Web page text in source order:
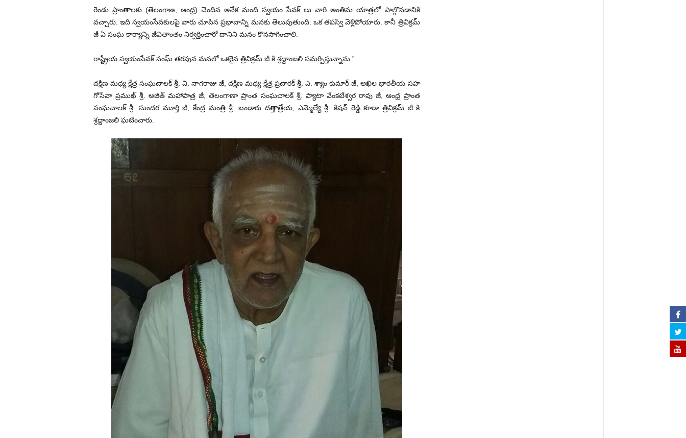
రెండు ప్రాంతాలకు (తెలంగాణ, ఆంధ్ర) చెందిన అనేక మంది స్వయం సేవక్ లు వారి అంతిమ యాత్రలో పాల్గొనడానికి
వచ్చారు. ఇది స్వయంసేవకులపై వారు చూపిన ప్రభావాన్ని మనకు తెలుపుతుంది. ఒక తపస్వి వెళ్లిపోయారు. కానీ త్రివిక్రమ్
జీ ఏ సంఘ కార్యాన్ని జీవితాంతం నిర్వర్తించారో దానిని మనం కొనసాగించాలి.
రాష్ట్రీయ స్వయంసేవక్ సంఘ్ తరపున మనలో ఒకరైన త్రివిక్రమ్ జీ కి శ్రద్ధాంజలి సమర్పిస్తున్నాను.”
దక్షిణ మధ్య క్షేత్ర సంఘచాలక్ శ్రీ. వి. నాగరాజు జీ, దక్షిణ మధ్య క్షేత్ర ప్రచారక్ శ్రీ. ఎ. శ్యాం కుమార్ జీ, అఖిల భారతీయ సహ
గోసేవా ప్రముఖ్ శ్రీ. అజిత్ మహాపాత్ర జీ, తెలంగాణా ప్రాంత సంఘచాలక్ శ్రీ. ప్యాటా వేంకటేశ్వర రావు జీ, ఆంధ్ర ప్రాంత
సంఘచాలక్ శ్రీ. సుందర మూర్తి జీ, కేంద్ర మంత్రి శ్రీ. బండారు దత్తాత్రేయ, ఎమ్మెల్యే శ్రీ. కిషన్ రెడ్డి కూడా త్రివిక్రమ్ జీ కి
శ్రద్దాంజలి ఘటించారు.